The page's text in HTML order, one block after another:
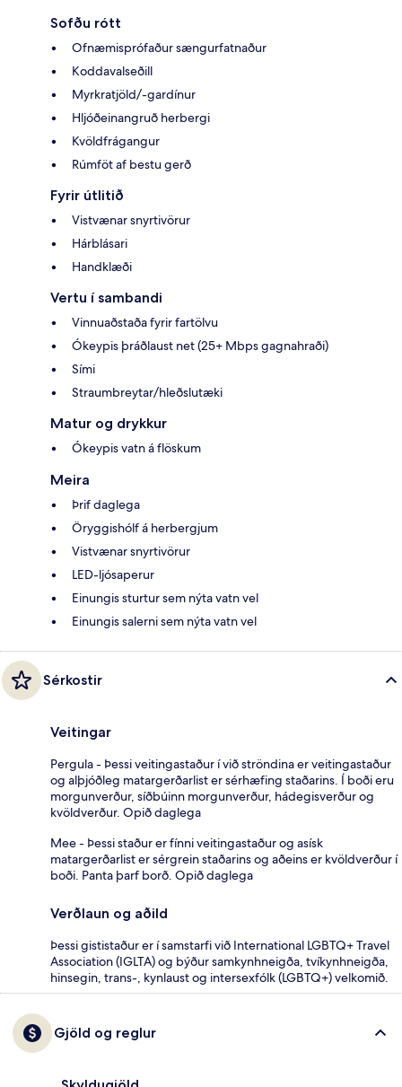
Sofðu rótt
Ofnæmisprófaður sængurfatnaður
Koddavalseðill
Myrkratjöld/-gardínur
Hljóðeinangruð herbergi
Kvöldfrágangur
Rúmföt af bestu gerð
Fyrir útlitið
Vistvænar snyrtivörur
Hárblásari
Handklæði
Vertu í sambandi
Vinnuaðstaða fyrir fartölvu
Ókeypis þráðlaust net (25+ Mbps gagnahraði)
Sími
Straumbreytar/hleðslutæki
Matur og drykkur
Ókeypis vatn á flöskum
Meira
Þrif daglega
Öryggishólf á herbergjum
Vistvænar snyrtivörur
LED-ljósaperur
Einungis sturtur sem nýta vatn vel
Einungis salerni sem nýta vatn vel
Sérkostir
Veitingar
Pergula - Þessi veitingastaður í við ströndina er veitingastaður
og alþjóðleg matargerðarlist er sérhæfing staðarins. Í boði eru
morgunverður, síðbúinn morgunverður, hádegisverður og
kvöldverður. Opið daglega
Mee - Þessi staður er fínni veitingastaður og asísk
matargerðarlist er sérgrein staðarins og aðeins er kvöldverður í
boði. Panta þarf borð. Opið daglega
Verðlaun og aðild
Þessi gististaður er í samstarfi við International LGBTQ+ Travel
Association (IGLTA) og býður samkynhneigða, tvíkynhneigða,
hinsegin, trans-, kynlaust og intersexfólk (LGBTQ+) velkomið.
Gjöld og reglur